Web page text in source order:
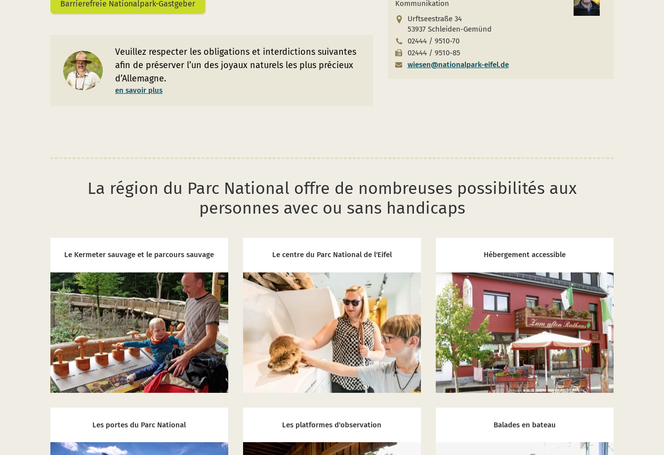
Barrierefreie Nationalpark-Gastgeber
Veuillez respecter les obligations et interdictions suivantes
afin de préserver l’un des joyaux naturels les plus précieux
d’Allemagne.
en savoir plus
Kommunikation
Urftseestraße 34
53937 Schleiden-Gemünd
02444 / 9510-70
02444 / 9510-85
wiesen@nationalpark-eifel.de
La région du Parc National offre de nombreuses possibilités aux
personnes avec ou sans handicaps
Le Kermeter sauvage et le parcours sauvage Le centre du Parc National de l'Eifel Hébergement accessible
Les portes du Parc National Les platformes d'observation Balades en bateau